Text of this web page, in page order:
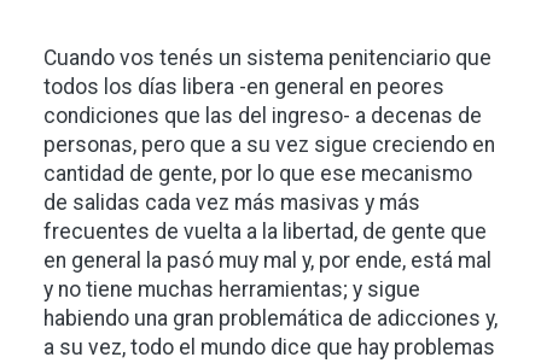
Cuando vos tenés un sistema penitenciario que
todos los días libera -en general en peores
condiciones que las del ingreso- a decenas de
personas, pero que a su vez sigue creciendo en
cantidad de gente, por lo que ese mecanismo
de salidas cada vez más masivas y más
frecuentes de vuelta a la libertad, de gente que
en general la pasó muy mal y, por ende, está mal
y no tiene muchas herramientas; y sigue
habiendo una gran problemática de adicciones y,
a su vez, todo el mundo dice que hay problemas